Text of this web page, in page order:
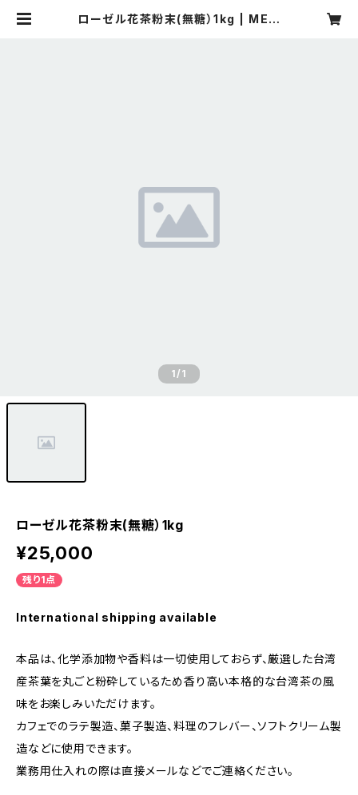
ローゼル花茶粉末(無糖）1kg | MEIL
1/1
ローゼル花茶粉末(無糖）1kg
¥25,000
残り1点
International shipping available
本品は、化学添加物や香料は一切使用しておらず、厳選した台湾
産茶葉を丸ごと粉砕しているため香り高い本格的な台湾茶の風
味をお楽しみいただけます。
カフェでのラテ製造、菓子製造、料理のフレバー、ソフトクリーム製
造などに使用できます。
業務用仕入れの際は直接メールなどでご連絡ください。